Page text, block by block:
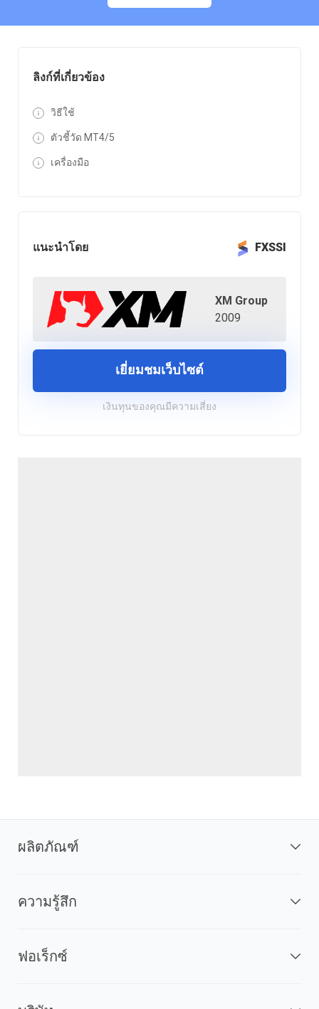
ลิงก์ที่เกี่ยวข้อง
วิธีใช้
ตัวชี้วัด MT4/5
เครื่องมือ
แนะนำโดย FXSSI
XM Group
2009
เยี่ยมชมเว็บไซต์
เงินทุนของคุณมีความเสี่ยง
ผลิตภัณฑ์
ความรู้สึก
ฟอเร็กซ์